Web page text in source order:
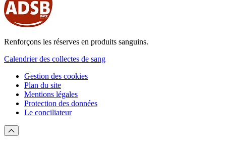
Renforçons les réserves en produits sanguins.
Calendrier des collectes de sang
Gestion des cookies
Plan du site
Mentions légales
Protection des données
Le conciliateur